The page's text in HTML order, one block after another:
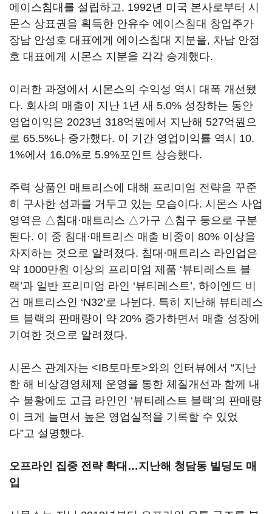
에이스침대를 설립하고, 1992년 미국 본사로부터 시
몬스 상표권을 획득한 안유수 에이스침대 창업주가
장남 안성호 대표에게 에이스침대 지분을, 차남 안정
호 대표에게 시몬스 지분을 각각 승계했다.
이러한 과정에서 시몬스의 수익성 역시 대폭 개선됐
다. 회사의 매출이 지난 1년 새 5.0% 성장하는 동안
영업이익은 2023년 318억원에서 지난해 527억원으
로 65.5%나 증가했다. 이 기간 영업이익률 역시 10.
1%에서 16.0%로 5.9%포인트 상승했다.
주력 상품인 매트리스에 대해 프리미엄 전략을 꾸준
히 구사한 성과를 거두고 있는 모습이다. 시몬스 사업
영역은 △침대·매트리스 △가구 △침구 등으로 구분
된다. 이 중 침대·매트리스 매출 비중이 80% 이상을
차지하는 것으로 알려졌다. 침대·매트리스 라인업은
약 1000만원 이상의 프리미엄 제품 ‘뷰티레스트 블
랙’과 일반 프리미엄 라인 ‘뷰티레스트’, 하이엔드 비
건 매트리스인 ‘N32’로 나뉜다. 특히 지난해 뷰티레스
트 블랙의 판매량이 약 20% 증가하면서 매출 성장에
기여한 것으로 알려졌다.
시몬스 관계자는 <IB토마토>와의 인터뷰에서 “지난
한 해 비상경영체제 운영을 통한 체질개선과 함께 내
수 불황에도 고급 라인인 ‘뷰티레스트 블랙’의 판매량
이 크게 늘면서 높은 영업실적을 기록할 수 있었
다”고 설명했다.
오프라인 집중 전략 확대…지난해 청담동 빌딩도 매
입